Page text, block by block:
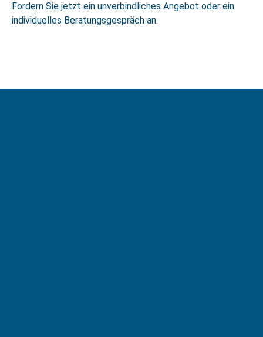
Fordern Sie jetzt ein unverbindliches Angebot oder ein
individuelles Beratungsgespräch an.